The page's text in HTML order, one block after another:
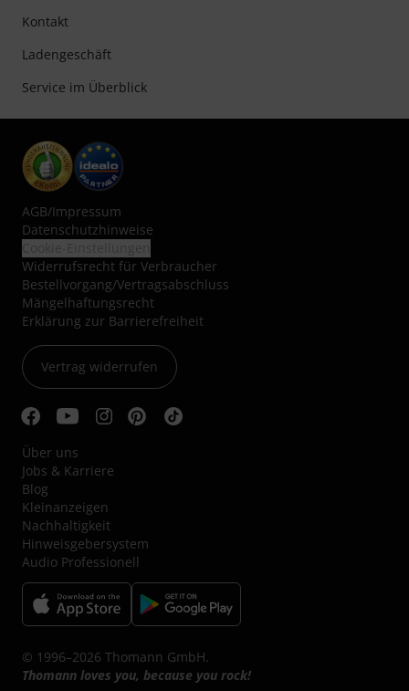
Kontakt
Ladengeschäft
Service im Überblick
AGB/Impressum
Datenschutzhinweise
Widerrufsrecht für Verbraucher
Bestellvorgang/Vertragsabschluss
Mängelhaftungsrecht
Erklärung zur Barrierefreiheit
Vertrag widerrufen
Über uns
Jobs & Karriere
Blog
Kleinanzeigen
Nachhaltigkeit
Hinweisgebersystem
Audio Professionell
© 1996–2026 Thomann GmbH.
Thomann loves you, because you rock!